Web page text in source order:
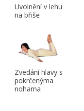
Uvolnění v lehu
na břiše
Zvedání hlavy s
pokrčenýma
nohama